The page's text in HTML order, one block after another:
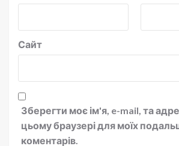
Сайт
Зберегти моє ім'я, e-mail, та
цьому браузері для моїх
коментарів.